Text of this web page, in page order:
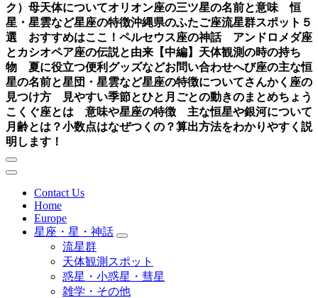
ク）母天体についてオリオン座の三ツ星の名前と意味 恒
星・星雲など星座の特徴沖縄県のふたご座流星群スポット５
選 おすすめはここ！ ペルセウス座の神話 アンドロメダ座
とカシオペア座の伝説と由来【中編】 天体観測の時の持ち
物 夏に役立つ便利グッズなどお問い合わせへび座の主な恒
星の名前と星団・星雲など星座の特徴についてさんかく座の
見つけ方 見やすい季節とひと月ごとの動きのまとめちょう
こくぐ座とは 意味や星座の特徴 主な恒星や銀河について
月齢とは？小数点はなぜつくの？算出方法をわかりやすく説
明します！
Contact Us
Home
Europe
星座・星・神話
流星群
天体観測スポット
惑星・小惑星・彗星
雑学・その他